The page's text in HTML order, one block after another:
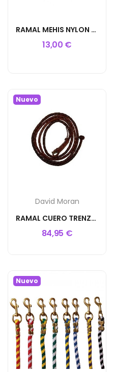
RAMAL MEHIS NYLON REDONDO 2 M
13,00 €
Nuevo
David Moran
RAMAL CUERO TRENZADO D.M
84,95 €
Nuevo